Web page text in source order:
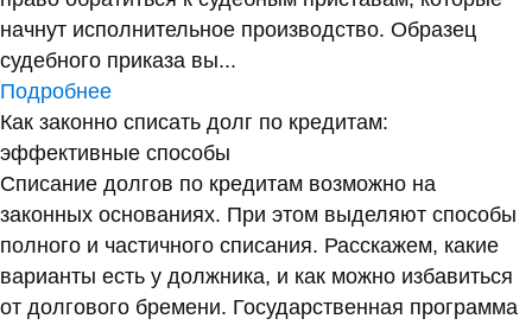
начнут исполнительное производство. Образец
судебного приказа вы...
Подробнее
Как законно списать долг по кредитам:
эффективные способы
Списание долгов по кредитам возможно на
законных основаниях. При этом выделяют способы
полного и частичного списания. Расскажем, какие
варианты есть у должника, и как можно избавиться
от долгового бремени. Государственная программа